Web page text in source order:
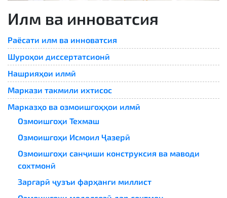
Илм ва инноватсия
Раёсати илм ва инноватсия
Шуроҳои диссертатсионӣ
Нашрияҳои илмӣ
Маркази такмили ихтисос
Марказҳо ва озмоишгоҳҳои илмӣ
Озмоишгоҳи Техмаш
Озмоишгоҳи Исмоил Ҷазерӣ
Озмоишгоҳи санҷиши конструксия ва маводи
сохтмонӣ
Заргарӣ ҷузъи фарҳанги миллист